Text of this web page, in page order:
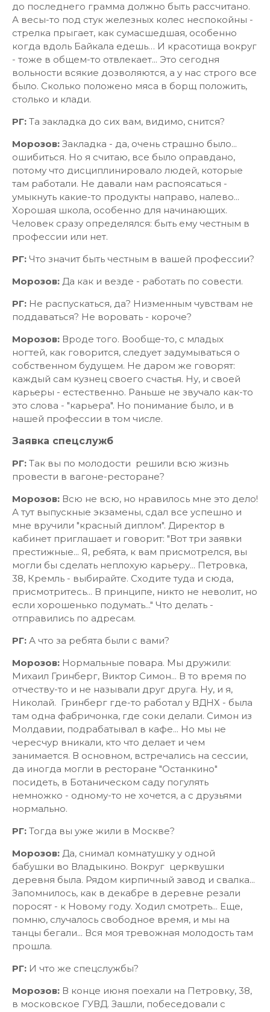
до последнего грамма должно быть рассчитано.
А весы-то под стук железных колес неспокойны -
стрелка прыгает, как сумасшедшая, особенно
когда вдоль Байкала едешь… И красотища вокруг
- тоже в общем-то отвлекает... Это сегодня
вольности всякие дозволяются, а у нас строго все
было. Сколько положено мяса в борщ положить,
столько и клади.
РГ: Та закладка до сих вам, видимо, снится?
Морозов: Закладка - да, очень страшно было...
ошибиться. Но я считаю, все было оправдано,
потому что дисциплинировало людей, которые
там работали. Не давали нам распоясаться -
умыкнуть какие-то продукты направо, налево...
Хорошая школа, особенно для начинающих.
Человек сразу определялся: быть ему честным в
профессии или нет.
РГ: Что значит быть честным в вашей профессии?
Морозов: Да как и везде - работать по совести.
РГ: Не распускаться, да? Низменным чувствам не
поддаваться? Не воровать - короче?
Морозов: Вроде того. Вообще-то, с младых
ногтей, как говорится, следует задумываться о
собственном будущем. Не даром же говорят:
каждый сам кузнец своего счастья. Ну, и своей
карьеры - естественно. Раньше не звучало как-то
это слова - "карьера". Но понимание было, и в
нашей профессии в том числе.
Заявка спецслужб
РГ: Так вы по молодости решили всю жизнь
провести в вагоне-ресторане?
Морозов: Всю не всю, но нравилось мне это дело!
А тут выпускные экзамены, сдал все успешно и
мне вручили "красный диплом". Директор в
кабинет приглашает и говорит: "Вот три заявки
престижные... Я, ребята, к вам присмотрелся, вы
могли бы сделать неплохую карьеру... Петровка,
38, Кремль - выбирайте. Сходите туда и сюда,
присмотритесь... В принципе, никто не неволит, но
если хорошенько подумать..." Что делать -
отправились по адресам.
РГ: А что за ребята были с вами?
Морозов: Нормальные повара. Мы дружили:
Михаил Гринберг, Виктор Симон... В то время по
отчеству-то и не называли друг друга. Ну, и я,
Николай. Гринберг где-то работал у ВДНХ - была
там одна фабричонка, где соки делали. Симон из
Молдавии, подрабатывал в кафе... Но мы не
чересчур вникали, кто что делает и чем
занимается. В основном, встречались на сессии,
да иногда могли в ресторане "Останкино"
посидеть, в Ботаническом саду погулять
немножко - одному-то не хочется, а с друзьями
нормально.
РГ: Тогда вы уже жили в Москве?
Морозов: Да, снимал комнатушку у одной
бабушки во Владыкино. Вокруг церквушки
деревня была. Рядом кирпичный завод и свалка...
Запомнилось, как в декабре в деревне резали
поросят - к Новому году. Ходил смотреть... Еще,
помню, случалось свободное время, и мы на
танцы бегали... Вся моя тревожная молодость там
прошла.
РГ: И что же спецслужбы?
Морозов: В конце июня поехали на Петровку, 38,
в московское ГУВД. Зашли, побеседовали с